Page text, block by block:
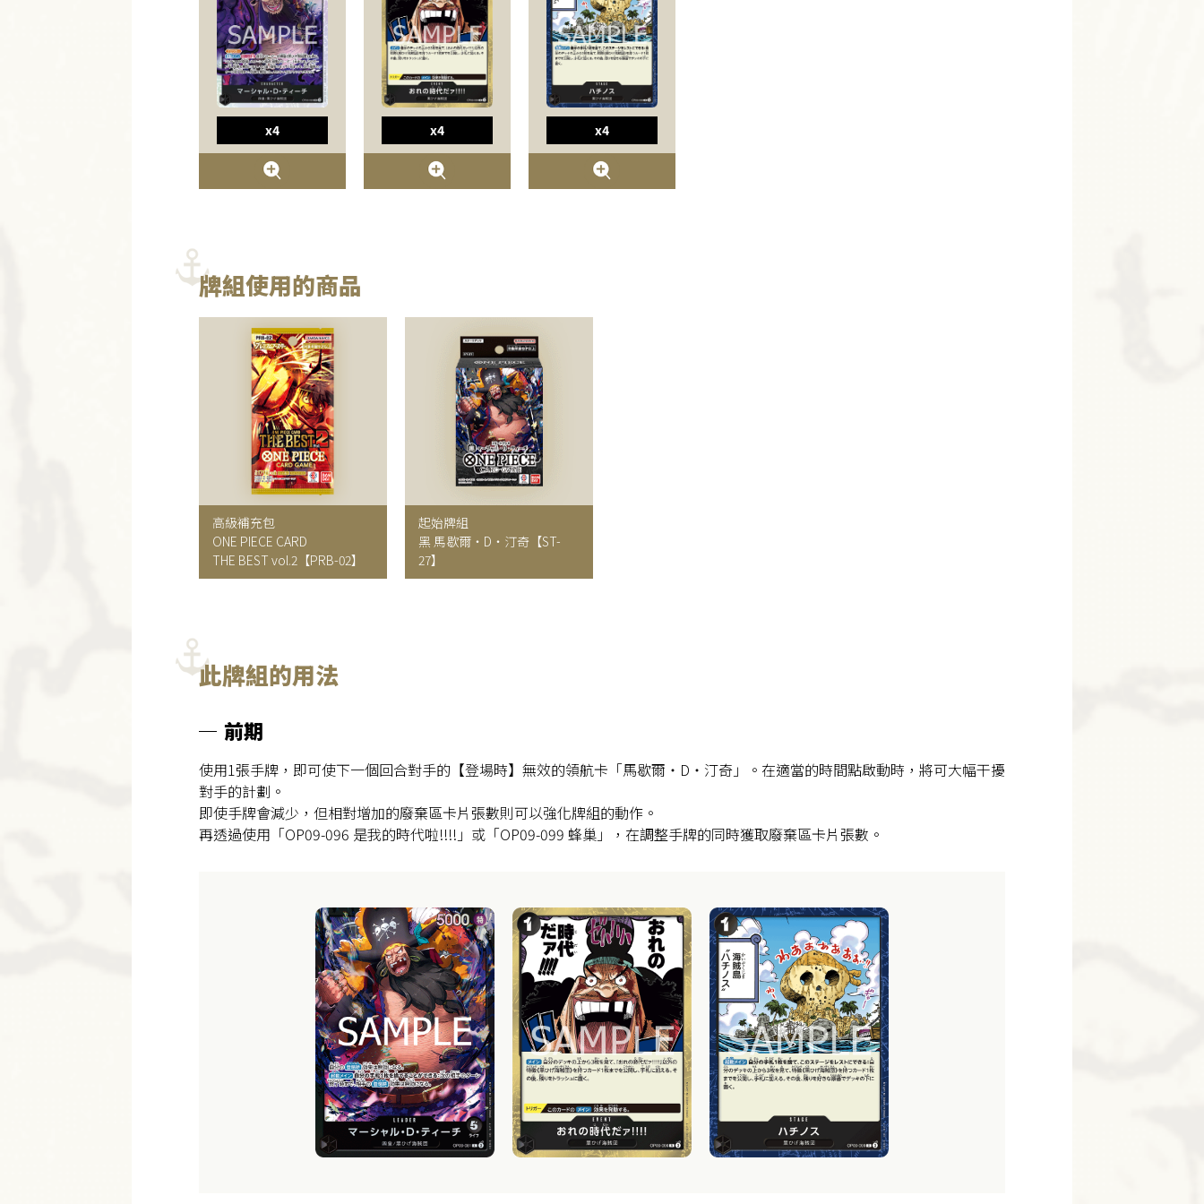
x4 x4 x4
牌組使用的商品
高級補充包
ONE PIECE CARD
THE BEST vol.2【PRB-02】
起始牌組
黑 馬歇爾・D・汀奇【ST-
27】
此牌組的用法
前期
使用1張手牌，即可使下一個回合對手的【登場時】無效的領航卡「馬歇爾・D・汀奇」。在適當的時間點啟動時，將可大幅干擾
對手的計劃。
即使手牌會減少，但相對增加的廢棄區卡片張數則可以強化牌組的動作。
再透過使用「OP09-096 是我的時代啦!!!!」或「OP09-099 蜂巢」，在調整手牌的同時獲取廢棄區卡片張數。